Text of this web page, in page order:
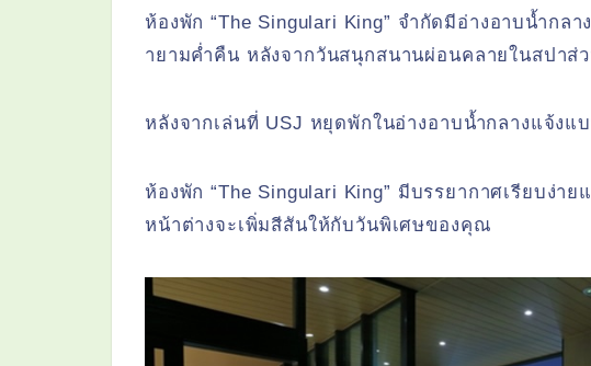
ห้องพัก “The Singulari King” จำกัดมีอ่างอาบน้ำกล
ายามค่ำคืน หลังจากวันสนุกสนานผ่อนคลายในสปาส่
หลังจากเล่นที่ USJ หยุดพักในอ่างอาบน้ำกลางแจ้ง
ห้องพัก “The Singulari King” มีบรรยากาศเรียบง่า
หน้าต่างจะเพิ่มสีสันให้กับวันพิเศษของคุณ